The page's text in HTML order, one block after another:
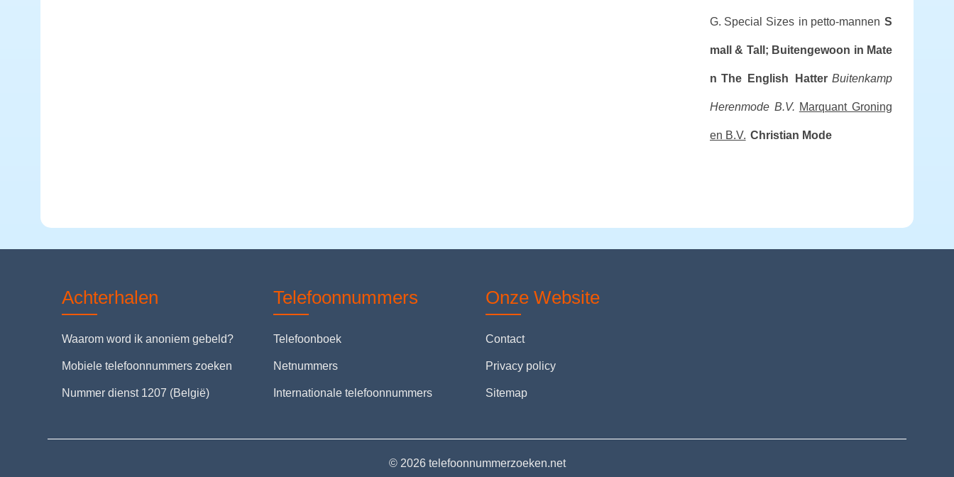
G. Special Sizes in petto-mannen S
mall & Tall; Buitengewoon in Mate
n The English Hatter Buitenkamp
Herenmode B.V. Marquant Groning
en B.V. Christian Mode
Achterhalen
Waarom word ik anoniem gebeld?
Mobiele telefoonnummers zoeken
Nummer dienst 1207 (België)
Telefoonnummers
Telefoonboek
Netnummers
Internationale telefoonnummers
Onze Website
Contact
Privacy policy
Sitemap
© 2026 telefoonnummerzoeken.net